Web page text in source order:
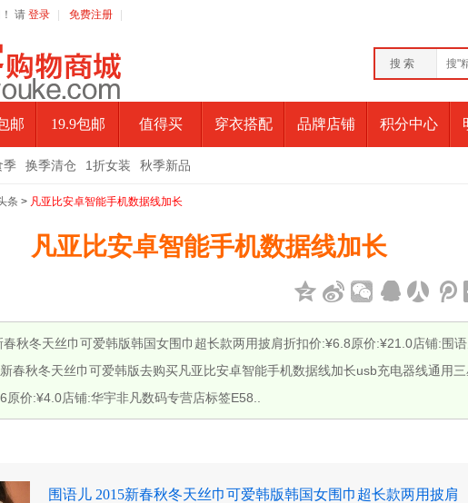
请 登录 免费注册
搜 索
邮 19.9包邮 值得买 穿衣搭配 品牌店铺 积分中心
季 换季清仓 1折女装 秋季新品
条 > 凡亚比安卓智能手机数据线加长
凡亚比安卓智能手机数据线加长
春秋冬天丝巾可爱韩版韩国女围巾超长款两用披肩折扣价:¥6.8原价:¥21.0店铺:围
春秋冬天丝巾可爱韩版去购买凡亚比安卓智能手机数据线加长usb充电器线通用
价:¥4.0店铺:华宇非凡数码专营店标签E58..
围语儿 2015新春秋冬天丝巾可爱韩版韩国女围巾超长款两用披肩